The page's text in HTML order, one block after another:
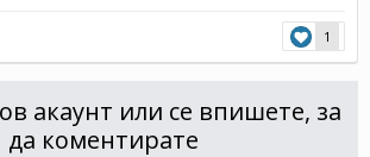
1
акаунт или се впишете, за
да коментирате